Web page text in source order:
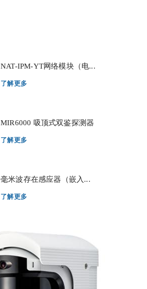
NAT-IPM-YT网络模块（电...
了解更多
MIR6000 吸顶式双鉴探测器
了解更多
毫米波存在感应器（嵌入...
了解更多